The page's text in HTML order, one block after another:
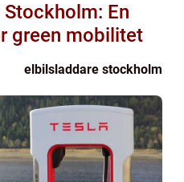
En
green mobilitet
elbilsladdare stockholm